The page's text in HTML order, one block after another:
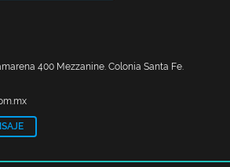
400 Mezzanine. Colonia Santa Fe.